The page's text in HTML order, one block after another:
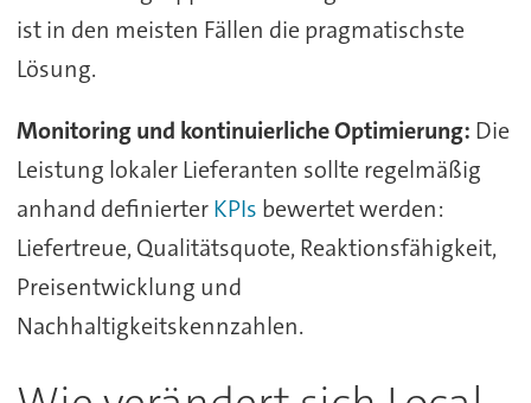
ist in den meisten Fällen die pragmatischste
Lösung.
Monitoring und kontinuierliche Optimierung: Die
Leistung lokaler Lieferanten sollte regelmäßig
anhand definierterKPIs bewertet werden:
Liefertreue, Qualitätsquote, Reaktionsfähigkeit,
Preisentwicklung und
Nachhaltigkeitskennzahlen.